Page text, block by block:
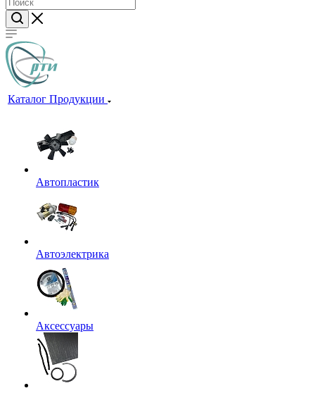
Каталог Продукции
Автопластик
Автоэлектрика
Аксессуары